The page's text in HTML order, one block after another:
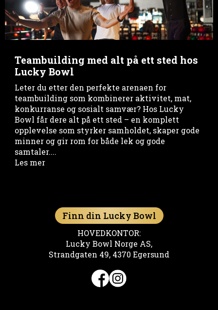
Teambuilding med alt på ett sted hos
Lucky Bowl
Leter du etter den perfekte arenaen for
teambuilding som kombinerer aktivitet, mat,
konkurranse og sosialt samvær? Hos Lucky
Bowl får dere alt på ett sted – en komplett
opplevelse som styrker samholdet, skaper gode
minner og gir rom for både lek og gode
samtaler....
Les mer
Finn din Lucky Bowl
HOVEDKONTOR:
Lucky Bowl Norge AS,
Strandgaten 49, 4370 Egersund